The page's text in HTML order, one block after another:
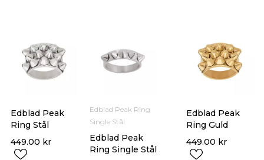
Edblad Peak
Ring Stål
449.00 kr
Edblad Peak
Ring Guld
449.00 kr
Edblad Peak Ring
Single Stål
Edblad Peak
Ring Single Stål